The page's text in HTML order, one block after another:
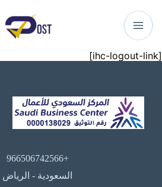
[ihc-logout-link]
+966506742566
السعودية - الرياض